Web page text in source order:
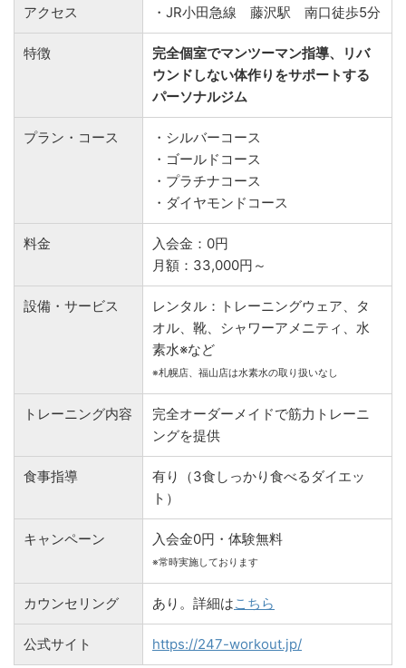
アクセス ・JR小田急線 藤沢駅 南口徒歩5分
特徴
完全個室でマンツーマン指導、リバ
ウンドしない体作りをサポートする
パーソナルジム
プラン・コース
・シルバーコース
・ゴールドコース
・プラチナコース
・ダイヤモンドコース
料金
入会金：0円
月額：33,000円～
設備・サービス
レンタル：トレーニングウェア、タ
オル、靴、シャワーアメニティ、水
素水※など
※札幌店、福山店は水素水の取り扱いなし
トレーニング内容
完全オーダーメイドで筋力トレーニ
ングを提供
食事指導
有り（3食しっかり食べるダイエッ
ト）
キャンペーン 入会金0円・体験無料
※常時実施しております
カウンセリング あり。詳細はこちら
公式サイト https://247-workout.jp/